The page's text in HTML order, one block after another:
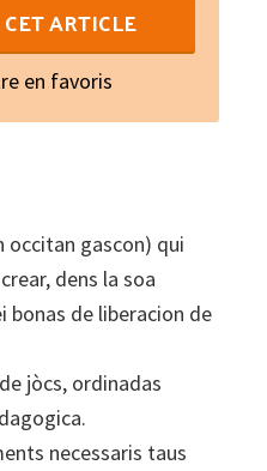
ARTICLE
en favoris
occitan gascon) qui
dens la soa
bonas de liberacion de
jòcs, ordinadas
necessaris taus